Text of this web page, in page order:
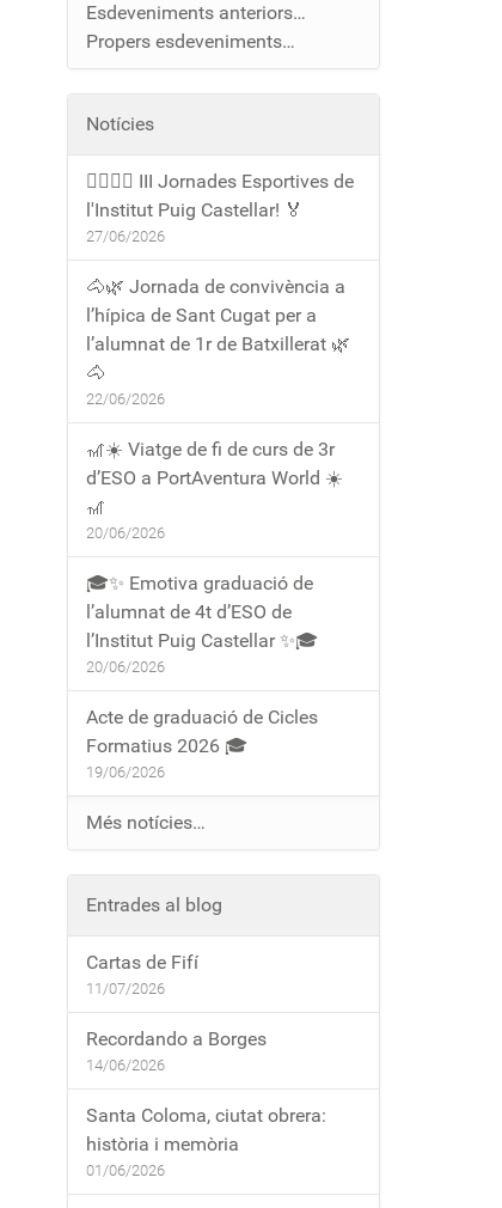
Esdeveniments anteriors…
Propers esdeveniments…
Notícies
🏃‍♀️🏃‍♂️ III Jornades Esportives de
l'Institut Puig Castellar! 🏅
27/06/2026
🐴🌿 Jornada de convivència a
l’hípica de Sant Cugat per a
l’alumnat de 1r de Batxillerat 🌿
🐴
22/06/2026
🎢☀️ Viatge de fi de curs de 3r
d’ESO a PortAventura World ☀️
🎢
20/06/2026
🎓✨ Emotiva graduació de
l’alumnat de 4t d’ESO de
l’Institut Puig Castellar ✨🎓
20/06/2026
Acte de graduació de Cicles
Formatius 2026 🎓
19/06/2026
Més notícies…
Entrades al blog
Cartas de Fifí
11/07/2026
Recordando a Borges
14/06/2026
Santa Coloma, ciutat obrera:
història i memòria
01/06/2026